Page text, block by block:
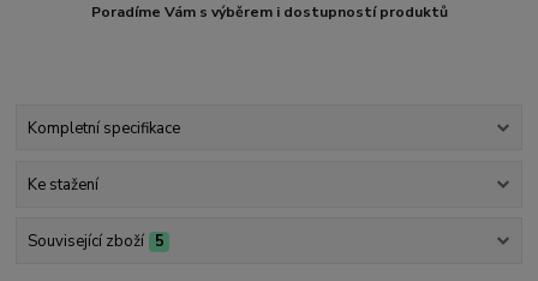
Poradíme Vám s výběrem i dostupností produktů
Kompletní specifikace
Ke stažení
Související zboží 5